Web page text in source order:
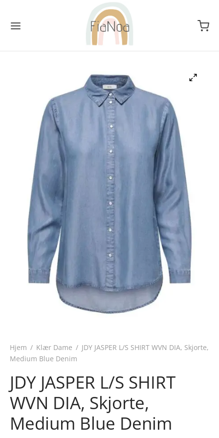
Hjem / Klær Dame / JDY JASPER L/S SHIRT WVN DIA, Skjorte,
Medium Blue Denim
JDY JASPER L/S SHIRT
WVN DIA, Skjorte,
Medium Blue Denim